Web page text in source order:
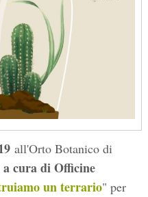
all'Orto Botanico di
cura di Officine
un terrario" per